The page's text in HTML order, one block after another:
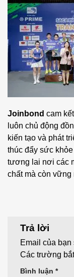
Joinbond cam
luôn chủ động
kiến tạo và phát
thúc đẩy sức
tương lai nơi các
chất mà còn vững
Trả lời
Email của
Các trường
Bình luận *